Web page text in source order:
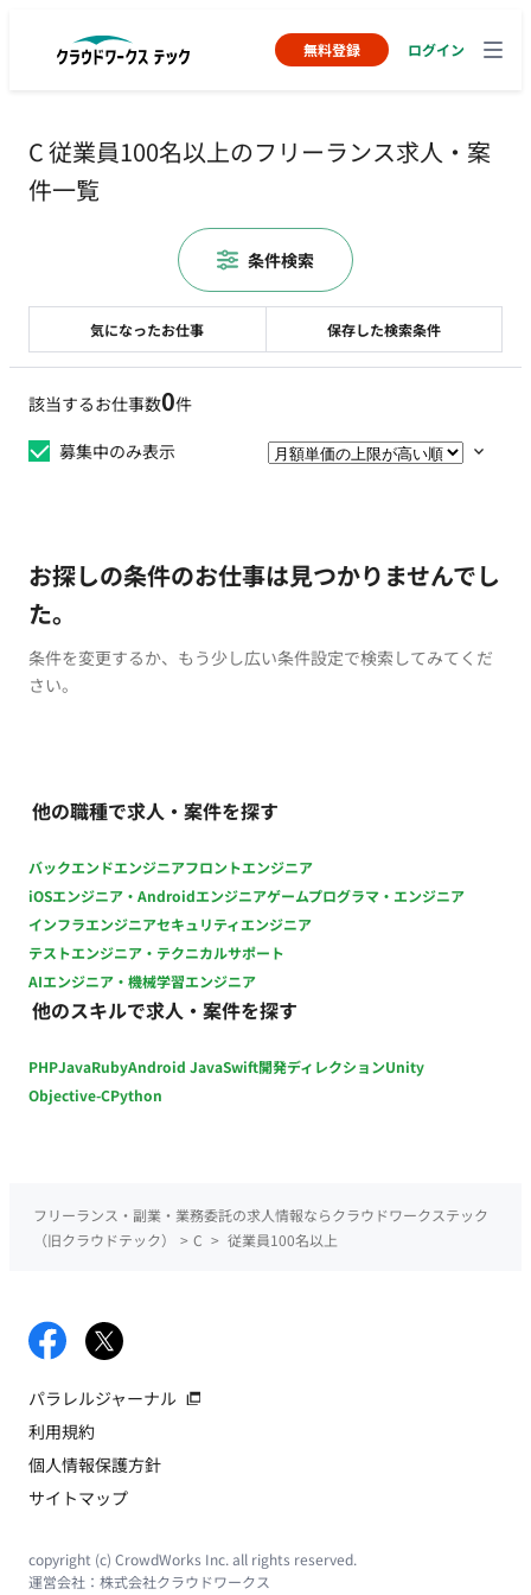
無料登録 ログイン
C 従業員100名以上のフリーランス求人・案
件一覧
該当するお仕事数0件
募集中のみ表示
お探しの条件のお仕事は見つかりませんでし
た。
条件を変更するか、もう少し広い条件設定で検索してみてくだ
さい。
他の職種で求人・案件を探す
バックエンドエンジニアフロントエンジニア
iOSエンジニア・Androidエンジニアゲームプログラマ・エンジニア
インフラエンジニアセキュリティエンジニア
テストエンジニア・テクニカルサポート
AIエンジニア・機械学習エンジニア
他のスキルで求人・案件を探す
PHPJavaRubyAndroid JavaSwift開発ディレクションUnity
Objective-CPython
気になったお仕事 保存した検索条件
条件検索
フリーランス・副業・業務委託の求人情報ならクラウドワークステック
（旧クラウドテック）
> C > 従業員100名以上
パラレルジャーナル
利用規約
個人情報保護方針
サイトマップ
copyright (c) CrowdWorks Inc. all rights reserved.
運営会社： 株式会社クラウドワークス